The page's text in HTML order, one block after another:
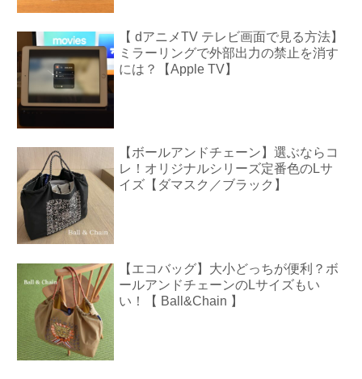
【 dアニメTV テレビ画面で見る方法】
ミラーリングで外部出力の禁止を消す
には？【Apple TV】
【ボールアンドチェーン】選ぶならコ
レ！オリジナルシリーズ定番色のLサ
イズ【ダマスク／ブラック】
【エコバッグ】大小どっちが便利？ボ
ールアンドチェーンのLサイズもい
い！【 Ball&Chain 】